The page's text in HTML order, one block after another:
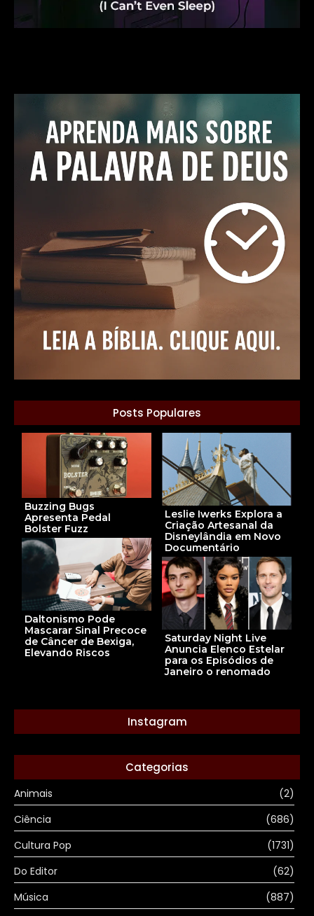
Posts Populares
Buzzing Bugs
Apresenta Pedal
Bolster Fuzz
Leslie Iwerks Explora a
Criação Artesanal da
Disneylândia em Novo
Documentário
Daltonismo Pode
Mascarar Sinal Precoce
de Câncer de Bexiga,
Elevando Riscos
Saturday Night Live
Anuncia Elenco Estelar
para os Episódios de
Janeiro o renomado
Instagram
Categorias
Animais
(2)
Ciência
(686)
Cultura Pop
(1731)
Do Editor
(62)
Música
(887)